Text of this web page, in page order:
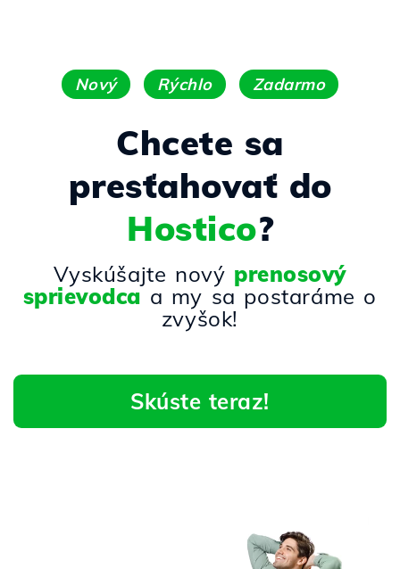
Nový Rýchlo Zadarmo
Chcete sa
presťahovať do
Hostico?
Vyskúšajte nový prenosový
sprievodca a my sa postaráme o
zvyšok!
Skúste teraz!